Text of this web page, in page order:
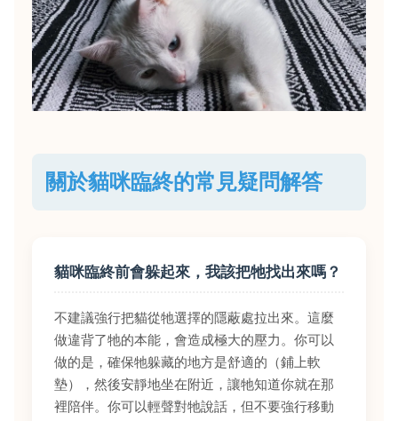
關於貓咪臨終的常見疑問解答
貓咪臨終前會躲起來，我該把牠找出來嗎？
不建議強行把貓從牠選擇的隱蔽處拉出來。這麼
做違背了牠的本能，會造成極大的壓力。你可以
做的是，確保牠躲藏的地方是舒適的（鋪上軟
墊），然後安靜地坐在附近，讓牠知道你就在那
裡陪伴。你可以輕聲對牠說話，但不要強行移動